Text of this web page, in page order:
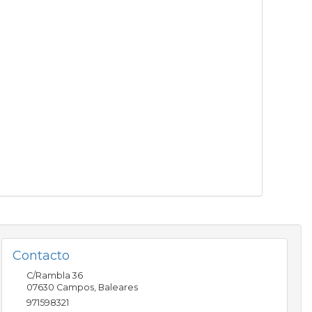
Contacto
C/Rambla 36
07630 Campos, Baleares
971598321